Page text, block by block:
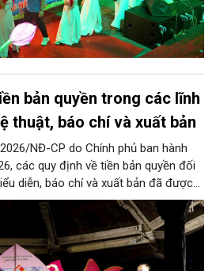
bản quyền trong các lĩnh
thuật, báo chí và xuất bản
NĐ-CP do Chính phủ ban hành
các quy định về tiền bản quyền đối
diễn, báo chí và xuất bản đã được
nhiều khung định mức chi tiết, đáp
hoạt động sáng tạo và khai thác tác